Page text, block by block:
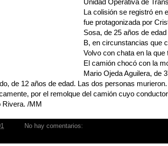
Unidad Operativa de
La colisión se registró en
fue protagonizada por
Sosa, de 25 años de
B, en circunstancias que
Volvo con chata en la que
El camión chocó con la
Mario Ojeda Aguilera, de
de 12 años de edad. Las dos personas murieron.
por el remolque del camión cuyo
Rivera. /MM
No hay comentarios: